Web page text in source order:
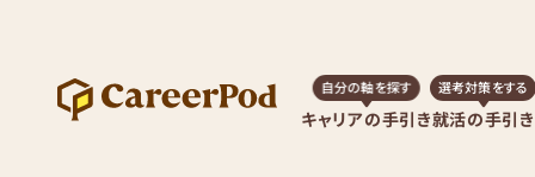
キャリアの手引き
自分の軸を探す
就活の手引き
選考対策をする